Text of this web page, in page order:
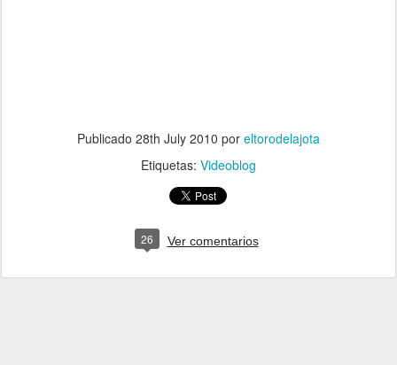
Publicado 28th July 2010 por eltorodelajota
Etiquetas: Videoblog
26 Ver comentarios